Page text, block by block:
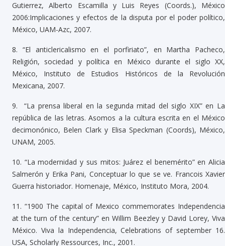
Gutierrez, Alberto Escamilla y Luis Reyes (Coords.), México
2006:Implicaciones y efectos de la disputa por el poder político,
México, UAM-Azc, 2007.
8. “El anticlericalismo en el porfiriato”, en Martha Pacheco,
Religión, sociedad y política en México durante el siglo XX,
México, Instituto de Estudios Históricos de la Revolución
Mexicana, 2007.
9.
“La prensa liberal en la segunda mitad del siglo XIX” en La
república de las letras. Asomos a la cultura escrita en el México
decimonónico, Belen Clark y Elisa Speckman (Coords), México,
UNAM, 2005.
10. “La modernidad y sus mitos: Juárez el benemérito” en Alicia
Salmerón y Erika Pani, Conceptuar lo que se ve. Francois Xavier
Guerra historiador. Homenaje, México, Instituto Mora, 2004.
11. “1900 The capital of Mexico commemorates Independencia
at the turn of the century” en Willim Beezley y David Lorey, Viva
México. Viva la Independencia, Celebrations of september 16.
USA, Scholarly Ressources, Inc., 2001.